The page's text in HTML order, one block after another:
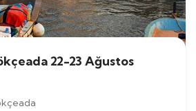
22-23 Ağustos